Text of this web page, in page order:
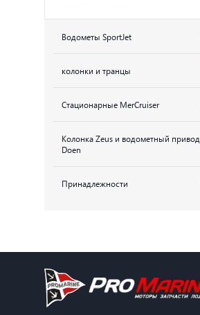
Водометы SportJet
колонки и транцы
Стационарные MerCruiser
Колонка Zeus и водометный привод
Doen
Принадлежности